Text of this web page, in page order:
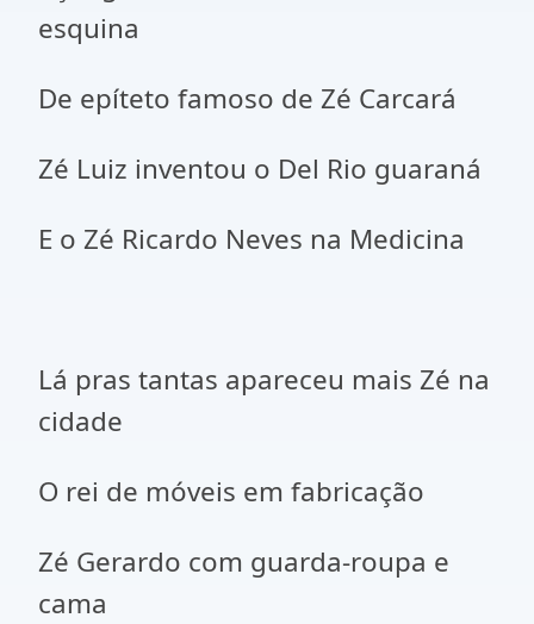
esquina
De epíteto famoso de Zé Carcará
Zé Luiz inventou o Del Rio guaraná
E o Zé Ricardo Neves na Medicina
Lá pras tantas apareceu mais Zé na
cidade
O rei de móveis em fabricação
Zé Gerardo com guarda-roupa e
cama